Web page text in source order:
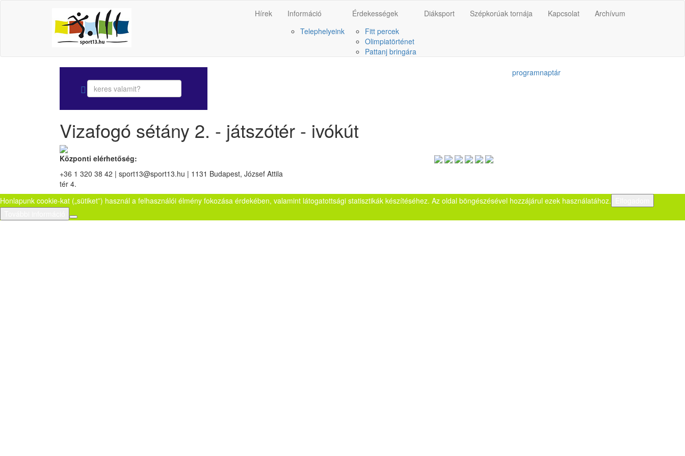
Hírek
Információ
Telephelyeink
Érdekességek
Fitt percek
Olimpiatörténet
Pattanj bringára
Diáksport Szépkorúak tornája Kapcsolat Archívum
programnaptár
Vizafogó sétány 2. - játszótér - ivókút
Központi elérhetőség:
+36 1 320 38 42 | sport13@sport13.hu | 1131 Budapest, József Attila
tér 4.
Honlapunk cookie-kat („sütiket”) használ a felhasználói élmény fokozása érdekében, valamint látogatottsági statisztikák készítéséhez. Az oldal böngészésével hozzájárul ezek használatához.